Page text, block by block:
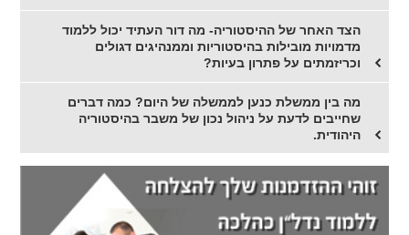
הצד האחר של ההיסטוריה- מה דור העתיד יכול ללמוד
מדמויות מובילות בהיסטוריות וממנהיגים דגולים
וכריזמתים על פתרון בעיות?
מה בין ממשלת כנען לממשלה של היום? כמה דברים
שחייבים לדעת על ניהול נכון של משבר בהיסטוריה
היהודית.